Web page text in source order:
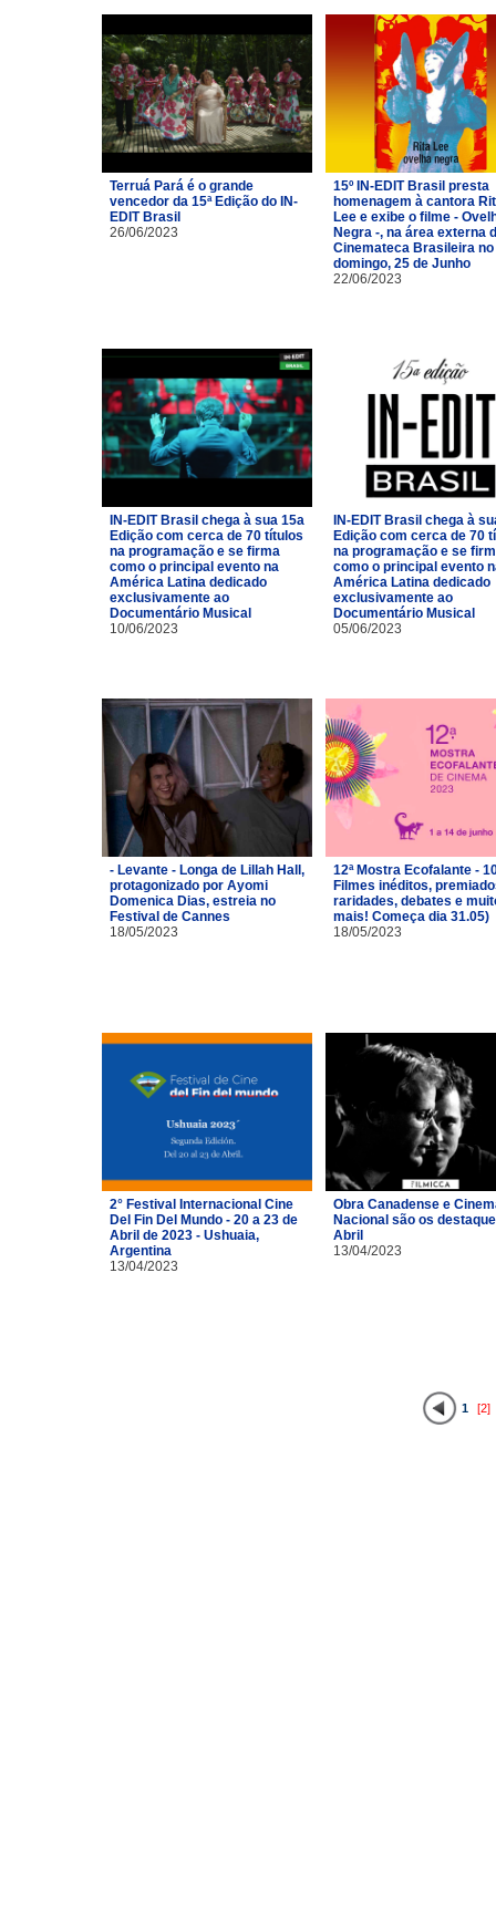
Terruá Pará é o grande
vencedor da 15ª Edição do IN-
EDIT Brasil
26/06/2023
15º IN-EDIT Brasil presta
homenagem à cantora
Lee e exibe o filme -
Negra -, na área externa
Cinemateca Brasileira no
domingo, 25 de Junho
22/06/2023
IN-EDIT Brasil chega à sua 15a
Edição com cerca de 70 títulos
na programação e se firma
como o principal evento na
América Latina dedicado
exclusivamente ao
Documentário Musical
10/06/2023
IN-EDIT Brasil chega à
Edição com cerca de 70
na programação e se
como o principal evento
América Latina dedicado
exclusivamente ao
Documentário Musical
05/06/2023
- Levante - Longa de Lillah Hall,
protagonizado por Ayomi
Domenica Dias, estreia no
Festival de Cannes
18/05/2023
12ª Mostra Ecofalante -
Filmes inéditos,
raridades, debates e
mais! Começa dia 31.05)
18/05/2023
2° Festival Internacional Cine
Del Fin Del Mundo - 20 a 23 de
Abril de 2023 - Ushuaia,
Argentina
13/04/2023
Obra Canadense e
Nacional são os
Abril
13/04/2023
1 [2]